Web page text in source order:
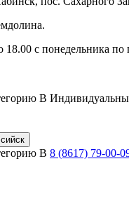
18.00 с понедельника по
B
B 8 (8617) 79-00-